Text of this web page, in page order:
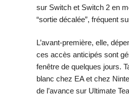
sur Switch et Switch 2 en
“sortie décalée”, fréquent
L’avant-première, elle,
ces accès anticipés sont
fenêtre de quelques jours.
blanc chez EA et chez
de l’avance sur Ultimate